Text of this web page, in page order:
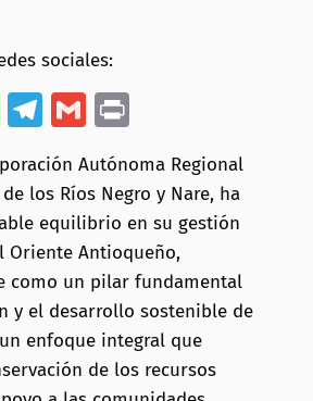
sociales:
Telegram
GmailPrint
Autónoma Regional
los Ríos Negro y Nare, ha
equilibrio en su gestión
Oriente Antioqueño,
como un pilar fundamental
y el desarrollo sostenible de
enfoque integral que
de los recursos